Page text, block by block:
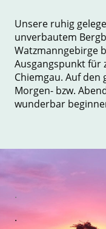
Unsere ruhig
unverbautem
Watzmanngebirge
Ausgangspunkt für
Chiemgau. Auf
Morgen- bzw.
wunderbar
.
.